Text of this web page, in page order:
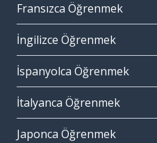
Fransızca Öğrenmek
İngilizce Öğrenmek
İspanyolca Öğrenmek
İtalyanca Öğrenmek
Japonca Öğrenmek